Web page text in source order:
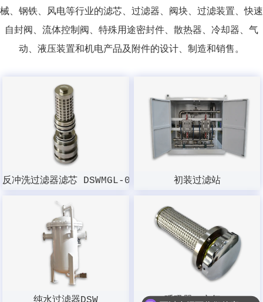
械、钢铁、风电等行业的滤芯、过滤器、阀块、过滤装置、快速
自封阀、流体控制阀、特殊用途密封件、散热器、冷却器、气
动、液压装置和机电产品及附件的设计、制造和销售。
反冲洗过滤器滤芯 DSWMGL-003W-100 初装过滤站